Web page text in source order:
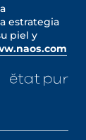
estrategia
piel y